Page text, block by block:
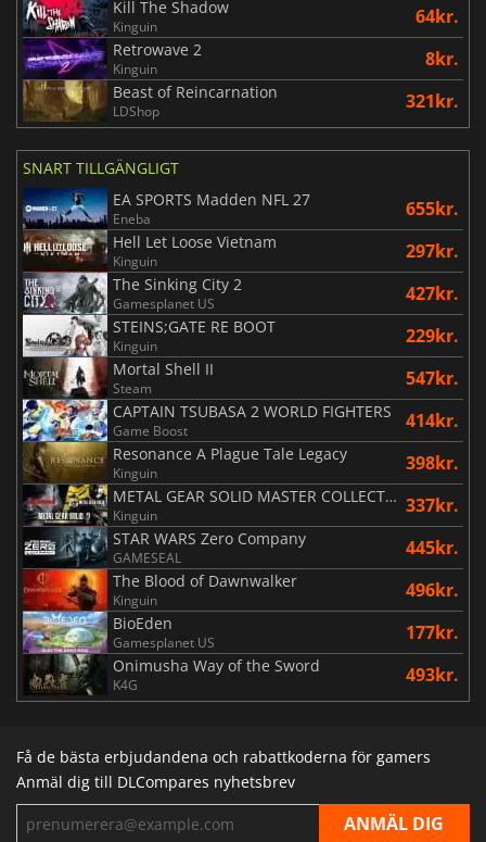
Kill The Shadow
Kinguin 64kr.
Retrowave 2
Kinguin 8kr.
Beast of Reincarnation
LDShop 321kr.
SNART TILLGÄNGLIGT
EA SPORTS Madden NFL 27
Eneba 655kr.
Hell Let Loose Vietnam
Kinguin 297kr.
The Sinking City 2
Gamesplanet US 427kr.
STEINS;GATE RE BOOT
Kinguin 229kr.
Mortal Shell II
Steam 547kr.
CAPTAIN TSUBASA 2 WORLD FIGHTERS
Game Boost 414kr.
Resonance A Plague Tale Legacy
Kinguin 398kr.
METAL GEAR SOLID MASTER COLLECTION Vol.2
Kinguin 337kr.
STAR WARS Zero Company
GAMESEAL 445kr.
The Blood of Dawnwalker
Kinguin 496kr.
BioEden
Gamesplanet US 177kr.
Onimusha Way of the Sword
K4G 493kr.
Få de bästa erbjudandena och rabattkoderna för gamers
Anmäl dig till DLCompares nyhetsbrev